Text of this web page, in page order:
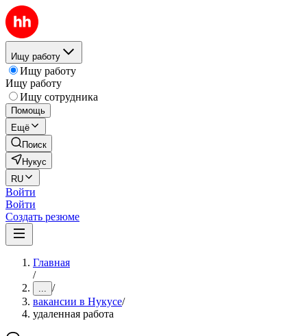
Ищу работу
Ищу работу
Ищу работу
Ищу сотрудника
Помощь
Ещё
Поиск
Нукус
RU
Войти
Войти
Создать резюме
Главная
/
... /
вакансии в Нукусе/
удаленная работа